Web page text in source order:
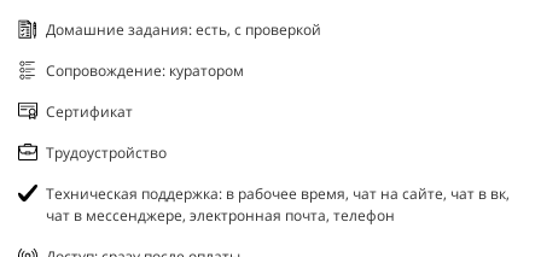
Домашние задания: есть, с проверкой
Сопровождение: куратором
Сертификат
Трудоустройство
Техническая поддержка: в рабочее время, чат на сайте, чат в вк,
чат в мессенджере, электронная почта, телефон